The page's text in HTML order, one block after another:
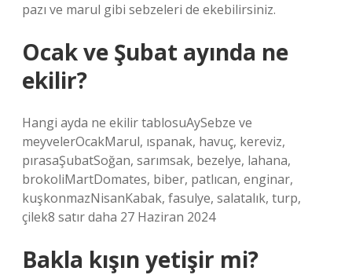
pazı ve marul gibi sebzeleri de ekebilirsiniz.
Ocak ve Şubat ayında ne
ekilir?
Hangi ayda ne ekilir tablosuAySebze ve
meyvelerOcakMarul, ıspanak, havuç, kereviz,
pırasaŞubatSoğan, sarımsak, bezelye, lahana,
brokoliMartDomates, biber, patlıcan, enginar,
kuşkonmazNisanKabak, fasulye, salatalık, turp,
çilek8 satır daha 27 Haziran 2024
Bakla kışın yetişir mi?